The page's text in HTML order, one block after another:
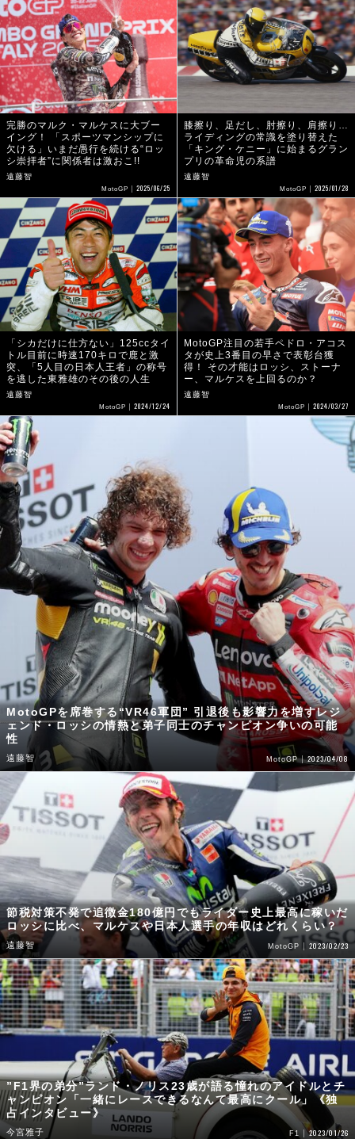
完勝のマルク・マルケスに大ブー
イング！ 「スポーツマンシップに
欠ける」いまだ愚行を続ける“ロッ
シ崇拝者”に関係者は激おこ!!
遠藤智
MotoGP 2025/06/25
膝擦り、足だし、肘擦り、肩擦り…
ライディングの常識を塗り替えた
「キング・ケニー」に始まるグラン
プリの革命児の系譜
遠藤智
MotoGP 2025/01/28
「シカだけに仕方ない」125ccタイ
トル目前に時速170キロで鹿と激
突、「5人目の日本人王者」の称号
を逃した東雅雄のその後の人生
遠藤智
MotoGP 2024/12/24
MotoGP注目の若手ペドロ・アコス
タが史上3番目の早さで表彰台獲
得！ その才能はロッシ、ストーナ
ー、マルケスを上回るのか？
遠藤智
MotoGP 2024/03/27
MotoGPを席巻する“VR46軍団” 引退後も影響力を増すレジ
ェンド・ロッシの情熱と弟子同士のチャンピオン争いの可能
性
遠藤智 MotoGP 2023/04/08
節税対策不発で追徴金180億円でもライダー史上最高に稼いだ
ロッシに比べ、マルケスや日本人選手の年収はどれくらい？
遠藤智 MotoGP 2023/02/23
”F1界の弟分”ランド・ノリス23歳が語る憧れのアイドルとチ
ャンピオン「一緒にレースできるなんて最高にクール」《独
占インタビュー》
今宮雅子 F1 2023/01/26